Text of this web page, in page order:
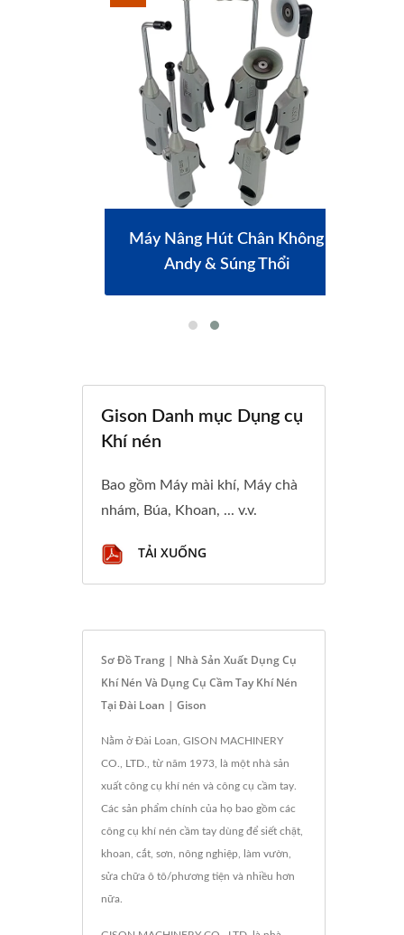
Máy Nâng Hút Chân Không
Andy & Súng Thổi
Gison Danh mục Dụng cụ
Khí nén
Bao gồm Máy mài khí, Máy chà
nhám, Búa, Khoan, ... v.v.
TẢI XUỐNG
Sơ Đồ Trang | Nhà Sản Xuất Dụng Cụ
Khí Nén Và Dụng Cụ Cầm Tay Khí Nén
Tại Đài Loan | Gison
Nằm ở Đài Loan, GISON MACHINERY
CO., LTD., từ năm 1973, là một nhà sản
xuất công cụ khí nén và công cụ cầm tay.
Các sản phẩm chính của họ bao gồm các
công cụ khí nén cầm tay dùng để siết chặt,
khoan, cắt, sơn, nông nghiệp, làm vườn,
sửa chữa ô tô/phương tiện và nhiều hơn
nữa.